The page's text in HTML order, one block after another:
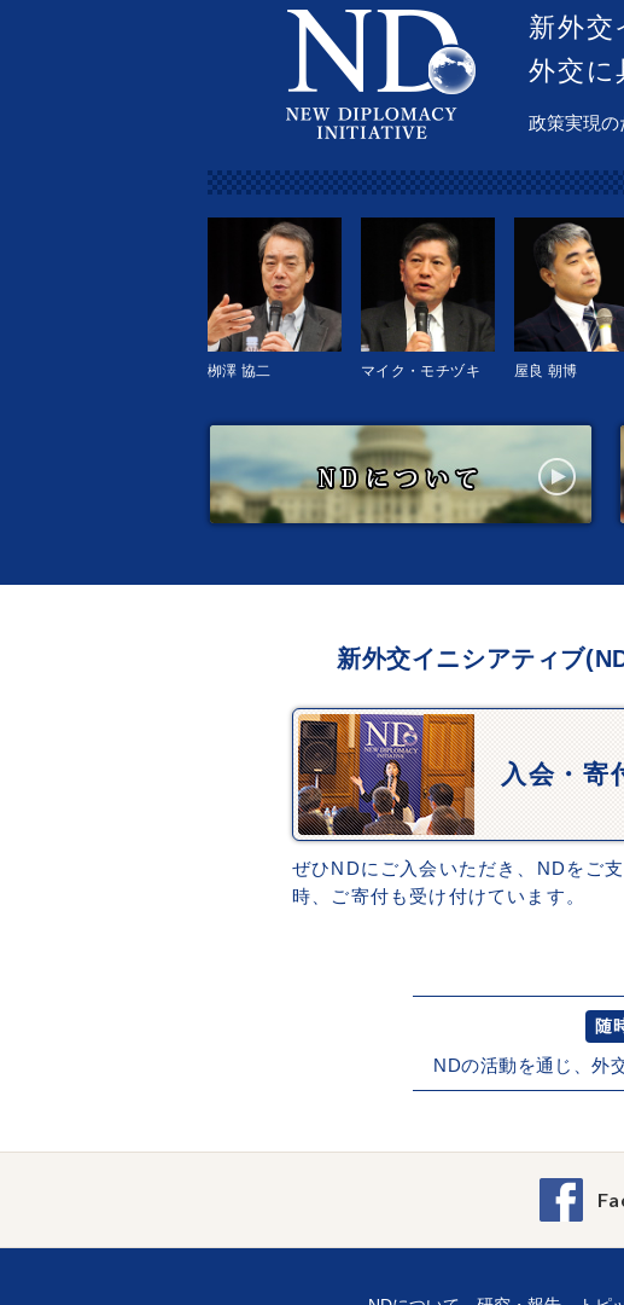
新外交
外交に
政策実現の
栁澤 協二 マイク・モチヅキ 屋良 朝博
新外交イニシアティブ
入会・寄
ぜひNDにご入会いただき、NDをご
時、ご寄付も受け付けています。
随
NDの活動を通じ、外